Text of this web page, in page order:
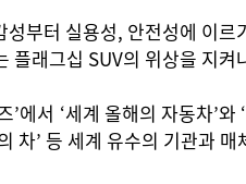
성부터 실용성, 안전성에 이
플래그십 SUV의 위상을 지켜
’에서 ‘세계 올해의 자동차’
차’ 등 세계 유수의 기관과